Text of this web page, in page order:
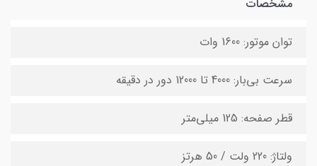
مشخصات
توان موتور: 1600 وات
سرعت بی‌بار: 4000 تا 12000 دور در دقیقه
قطر صفحه: 125 میلی‌متر
ولتاژ: 220 ولت / 50 هرتز